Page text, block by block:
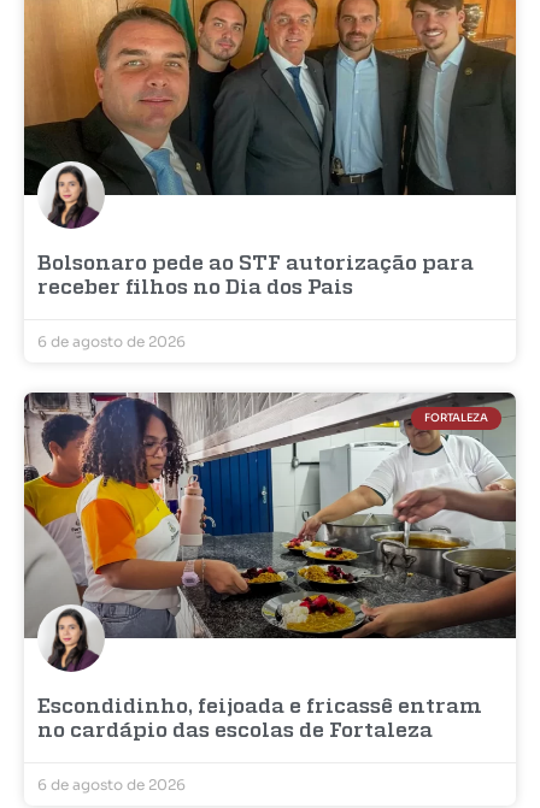
Bolsonaro pede ao STF autorização para
receber filhos no Dia dos Pais
6 de agosto de 2026
FORTALEZA
Escondidinho, feijoada e fricassê entram
no cardápio das escolas de Fortaleza
6 de agosto de 2026